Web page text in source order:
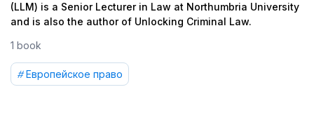
(LLM) is a Senior Lecturer in Law at Northumbria University
and is also the author of Unlocking Criminal Law.
1 book
Европейское право